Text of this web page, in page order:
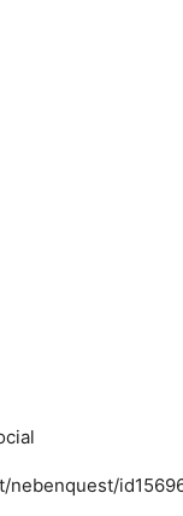
nebenquest/